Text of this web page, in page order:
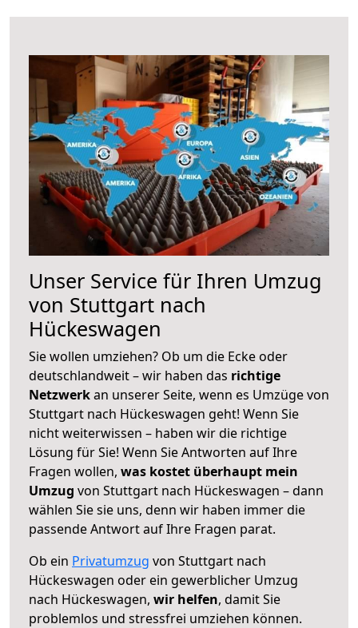
Unser Service für Ihren Umzug
von Stuttgart nach
Hückeswagen
Sie wollen umziehen? Ob um die Ecke oder
deutschlandweit – wir haben das richtige
Netzwerkan unserer Seite, wenn es Umzüge von
Stuttgart nach Hückeswagen geht! Wenn Sie
nicht weiterwissen – haben wir die richtige
Lösung für Sie! Wenn Sie Antworten auf Ihre
Fragen wollen, was kostet überhaupt mein
Umzug von Stuttgart nach Hückeswagen – dann
wählen Sie sie uns, denn wir haben immer die
passende Antwort auf Ihre Fragen parat.
Ob ein Privatumzug von Stuttgart nach
Hückeswagen oder ein gewerblicher Umzug
nach Hückeswagen, wir helfen, damit Sie
problemlos und stressfrei umziehen können.